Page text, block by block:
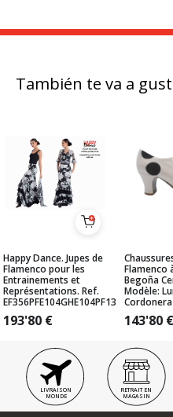
También te va a
Happy Dance. Jupes de
Flamenco pour les
Entrainements et
Représentations. Ref.
EF356PFE104GHE104PF13
193'80 €
Flamenco
Begoña
Modèle:
Cordonera
143'80 €
LIVRAISON
MONDE
RETRAIT EN
MAGASIN